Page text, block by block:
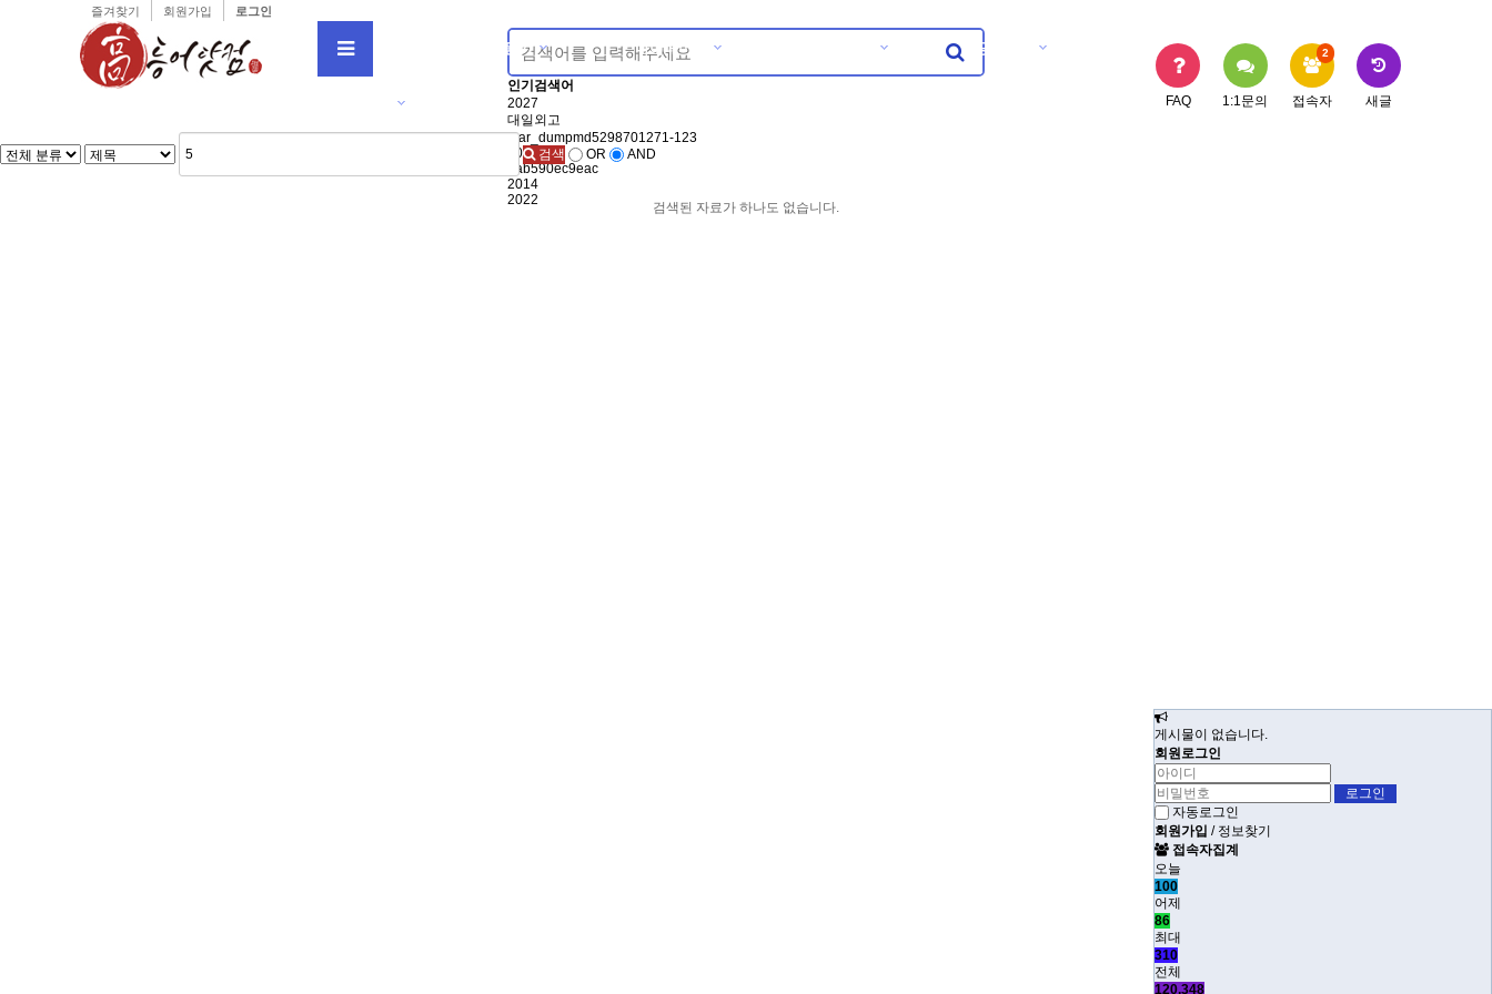
즐겨찾기 회원가입 로그인
인기검색어
2027
대일외고
-var_dumpmd5298701271-123
2015
eab590ec9eac
2014
2022
FAQ 1:1문의 접속자
2
새글
강의듣기
마이페이지
하위분류
공지사항
하위분류
검색 OR AND
검색된 자료가 하나도 없습니다.
게시물이 없습니다.
회원로그인
자동로그인
회원가입 / 정보찾기
접속자집계
오늘
100
어제
86
최대
310
전체
120,348